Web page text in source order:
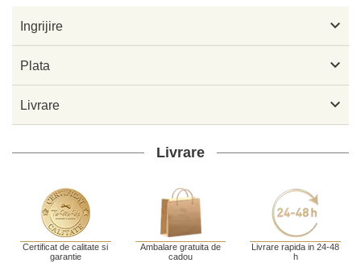
Ingrijire 
Plata 
Livrare 
Livrare
Certificat de calitate si
garantie
Ambalare gratuita de
cadou
Livrare rapida in 24-48
h